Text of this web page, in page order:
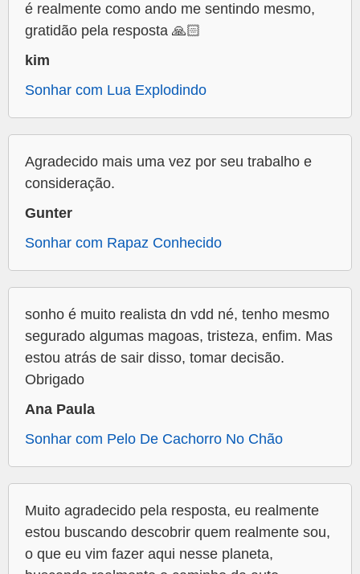
é realmente como ando me sentindo mesmo,
gratidão pela resposta 🙏🏻
kim
Sonhar com Lua Explodindo
Agradecido mais uma vez por seu trabalho e
consideração.
Gunter
Sonhar com Rapaz Conhecido
sonho é muito realista dn vdd né, tenho mesmo
segurado algumas magoas, tristeza, enfim. Mas
estou atrás de sair disso, tomar decisão.
Obrigado
Ana Paula
Sonhar com Pelo De Cachorro No Chão
Muito agradecido pela resposta, eu realmente
estou buscando descobrir quem realmente sou,
o que eu vim fazer aqui nesse planeta,